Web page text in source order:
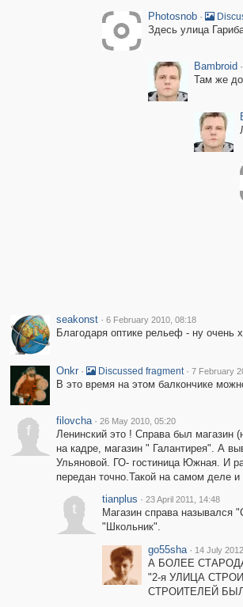
Photosnob ·
Здесь улица
Bambroid ·
Там же до
seakonst · 6 February 2010, 08:18
Благодаря оптике рельеф - ну очень
Onkr · Discussed fragment · 7 February
В это время на этом балкончике
f
filovcha · 26 May 2010, 05:20
Ленинский это ! Справа был магазин
на кадре, магазин " Галантирея". А
Ульяновой. ГО- гостиница Южная. И
передан точно.Такой на самом деле
t
tianplus · 23 April 2011, 14:48
Магазин справа назывался
"Школьник".
go55sha · 14 July
А БОЛЕЕ
"2-я УЛИЦА
СТРОИТЕЛЕЙ